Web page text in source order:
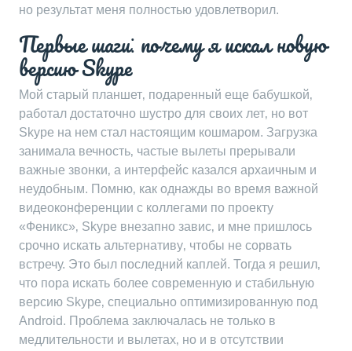
но результат меня полностью удовлетворил.
Первые шаги⁚ почему я искал новую
версию Skype
Мой старый планшет‚ подаренный еще бабушкой‚
работал достаточно шустро для своих лет‚ но вот
Skype на нем стал настоящим кошмаром. Загрузка
занимала вечность‚ частые вылеты прерывали
важные звонки‚ а интерфейс казался архаичным и
неудобным. Помню‚ как однажды во время важной
видеоконференции с коллегами по проекту
«Феникс»‚ Skype внезапно завис‚ и мне пришлось
срочно искать альтернативу‚ чтобы не сорвать
встречу. Это был последний каплей. Тогда я решил‚
что пора искать более современную и стабильную
версию Skype‚ специально оптимизированную под
Android. Проблема заключалась не только в
медлительности и вылетах‚ но и в отсутствии